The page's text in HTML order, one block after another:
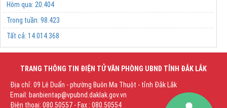
Hôm qua: 20.404
Trong tuần: 98.423
Tất cả: 14.014.368
TRANG THÔNG TIN ĐIỆN TỬ VĂN PHÒNG UBND TỈNH ĐẮK LẮK
Địa chỉ: 09 Lê Duẩn - phường Buôn Ma Thuột - tỉnh Đắk Lắk
Email: banbientap@vpubnd.daklak.gov.vn
Điện thoại: 080.50557 - Fax : 080.50554